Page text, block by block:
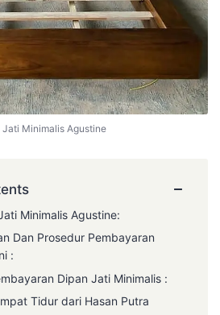
Jati Minimalis Agustine
−
Minimalis Agustine:
Dan Prosedur Pembayaran
:
Dipan Jati Minimalis :
Tidur dari Hasan Putra